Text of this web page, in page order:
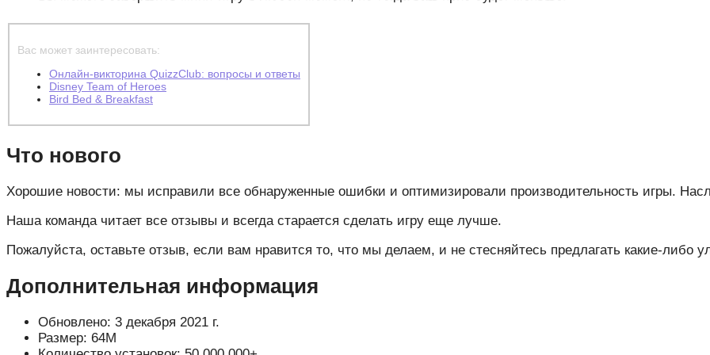
Вас может заинтересовать:
Онлайн-викторина QuizzClub: вопросы и ответы
Disney Team of Heroes
Bird Bed & Breakfast
Что нового
Хорошие новости: мы исправили все обнаруженные ошибки и оптимизировали производительность игры.
Наша команда читает все отзывы и всегда старается сделать игру еще лучше.
Пожалуйста, оставьте отзыв, если вам нравится то, что мы делаем, и не стесняйтесь предлагать какие-либо
Дополнительная информация
Обновлено: 3 декабря 2021 г.
Размер: 64M